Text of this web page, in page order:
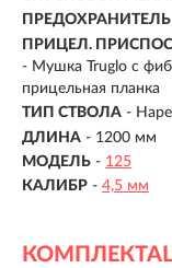
ПРЕДОХРАНИТЕЛЬ
ПРИЦЕЛ.
- Мушка Truglo с
прицельная планка
ТИП СТВОЛА -
ДЛИНА - 1200 мм
МОДЕЛЬ - 125
КАЛИБР - 4,5 мм